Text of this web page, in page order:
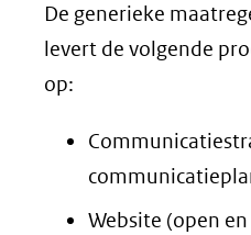
De generieke
levert de volgende
op:
Website (open